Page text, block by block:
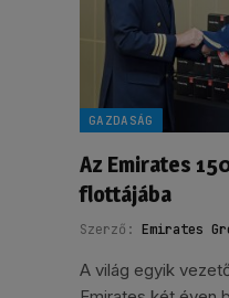
GAZDASÁG
Az Emirates
flottájába
Szerző: Emirates
A világ egyik